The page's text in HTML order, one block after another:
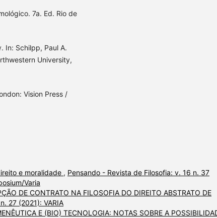
7a. Ed. Rio de
In: Schilpp, Paul A.
University,
Vision Press /
e moralidade , Pensando - Revista de Filosofia: v. 16 n. 37
Varia
DE CONTRATO NA FILOSOFIA DO DIREITO ABSTRATO DE
27 (2021): VARIA
E (BIO) TECNOLOGIA: NOTAS SOBRE A